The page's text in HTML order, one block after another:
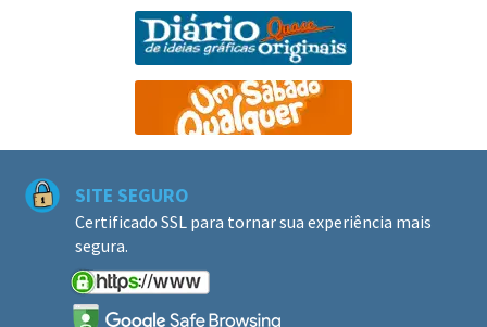
SITE SEGURO
Certificado SSL para tornar sua experiência mais
segura.